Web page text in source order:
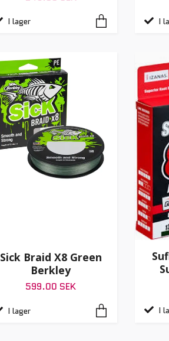
I lager I
Sick Braid X8 Green
Berkley
599.00 SEK
I lager I